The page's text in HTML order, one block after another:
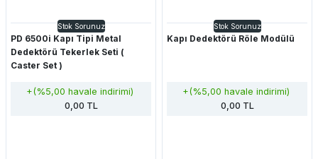
Stok Sorunuz
PD 6500i Kapı Tipi Metal
Dedektörü Tekerlek Seti (
Caster Set )
+(%5,00 havale indirimi)
0,00 TL
Stok Sorunuz
Kapı Dedektörü Röle Modülü
+(%5,00 havale indirimi)
0,00 TL